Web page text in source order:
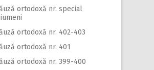
ortodoxă nr. special
ortodoxă nr. 402-403
ortodoxă nr. 401
ortodoxă nr. 399-400